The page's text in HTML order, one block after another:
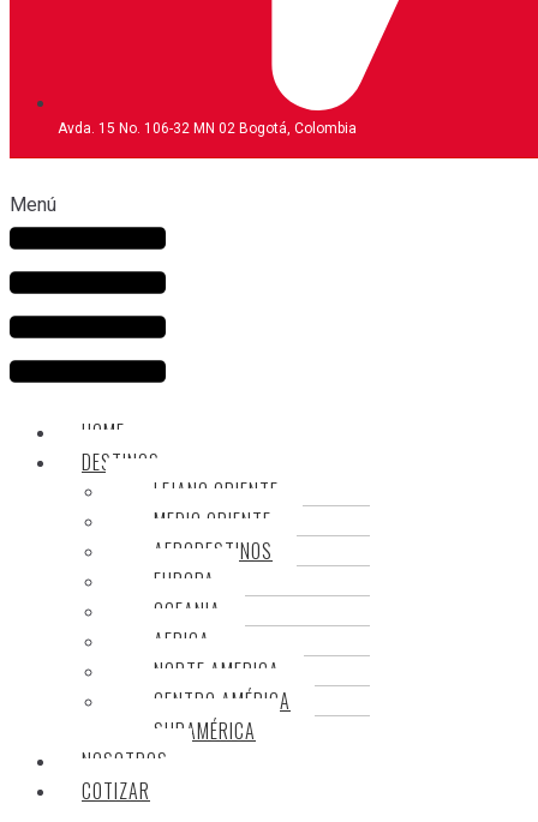
Avda. 15 No. 106-32 MN 02 Bogotá, Colombia
Menú
HOME
DESTINOS
LEJANO ORIENTE
MEDIO ORIENTE
AERODESTINOS
EUROPA
OCEANIA
AFRICA
NORTE AMERICA
CENTRO AMÉRICA
SURAMÉRICA
NOSOTROS
COTIZAR